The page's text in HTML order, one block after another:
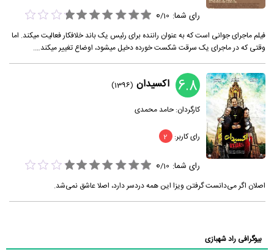
رای شما: 0/10
فیلم ماجرای جوانی است که به عنوان راننده برای رئیس یک باند خلافکار فعالیت میکند. اما
وقتی که در ماجرای یک سرقت شکست خورده دخیل میشود، اوضاع تغییر میکند….
6.8 اکسیدان (1396)
کارگردان:حامد محمدی
رای کاربر: 2
رای شما: 0/10
اصلان اگر می‌دانست گرفتن ویزا این همه دردسر دارد، اصلا عاشق نمی‌شد.
بیوگرافی راد شهبازی